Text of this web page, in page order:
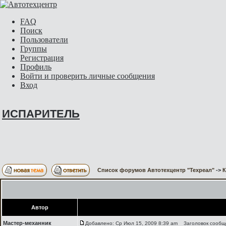
FAQ
Поиск
Пользователи
Группы
Регистрация
Профиль
Войти и проверить личные сообщения
Вход
ИСПАРИТЕЛЬ
Список форумов Автотехцентр "Техреал" ->
Автор
Мастер-механник Добавлено: Ср Июл 15, 2009 8:39 am Заголовок